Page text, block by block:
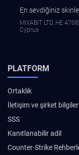
En sevdiğiniz
MIXABIT LTD, ΗΕ
Cyprus
PLATFORM
Ortaklık
İletişim ve şirket
SSS
Kanıtlanabilir adil
Counter-Strike